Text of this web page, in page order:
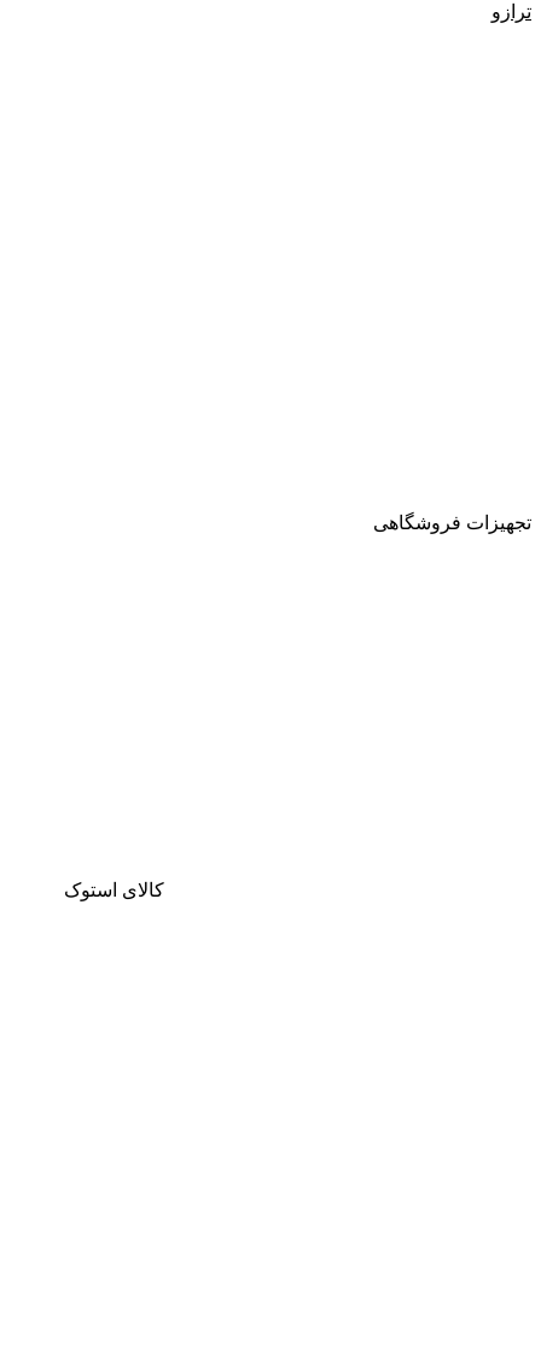
ترازو
تجهیزات فروشگاهی
کالای استوک